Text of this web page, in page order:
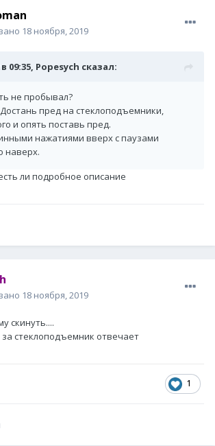
18 ноября, 2019
09:35, Popesych сказал:
не пробывал?
пред на стеклоподъемники,
и опять поставь пред.
нажатиями вверх с паузами
наверх.
ли подробное описание
18 ноября, 2019
скинуть....
за стеклоподъемник отвечает
1